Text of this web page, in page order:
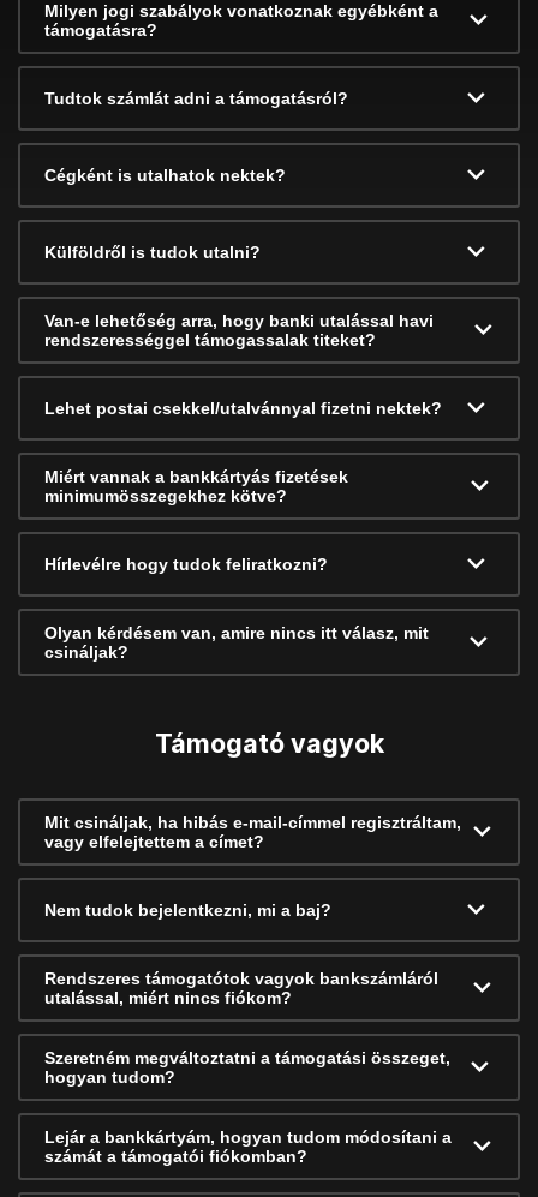
Milyen jogi szabályok vonatkoznak egyébként a
támogatásra?
Tudtok számlát adni a támogatásról?
Cégként is utalhatok nektek?
Külföldről is tudok utalni?
Van-e lehetőség arra, hogy banki utalással havi
rendszerességgel támogassalak titeket?
Lehet postai csekkel/utalvánnyal fizetni nektek?
Miért vannak a bankkártyás fizetések
minimumösszegekhez kötve?
Hírlevélre hogy tudok feliratkozni?
Olyan kérdésem van, amire nincs itt válasz, mit
csináljak?
Támogató vagyok
Mit csináljak, ha hibás e-mail-címmel regisztráltam,
vagy elfelejtettem a címet?
Nem tudok bejelentkezni, mi a baj?
Rendszeres támogatótok vagyok bankszámláról
utalással, miért nincs fiókom?
Szeretném megváltoztatni a támogatási összeget,
hogyan tudom?
Lejár a bankkártyám, hogyan tudom módosítani a
számát a támogatói fiókomban?